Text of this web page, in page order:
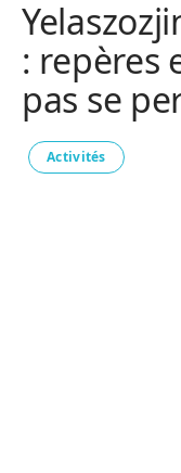
: repères
pas se
Activités